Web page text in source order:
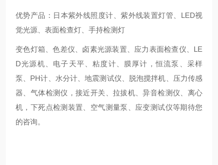
优势产品：日本紫外线照度计、紫外线装置灯管、LED视
觉光源、表面检查灯、手持检测灯
变色灯箱、色差仪、卤素光源装置、应力表面检查仪、LE
D光源机、电子天平、粘度计、膜厚计，恒流泵、采样
泵、PH计、水分计、地震测试仪、脱泡搅拌机、压力传感
器、气体检测仪，接近开关、拉拔机、异音检测仪、离心
机，下死点检测装置、空气测量泵、应变测试仪等期待您
的咨询。